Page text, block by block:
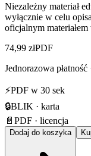
Niezależny materiał
wyłącznie w celu
oficjalnym
74,99 złPDF
Jednorazowa płatność
⚡PDF w 30 sek
🔒BLIK · karta
📄 PDF · licencja
Dodaj do koszyka